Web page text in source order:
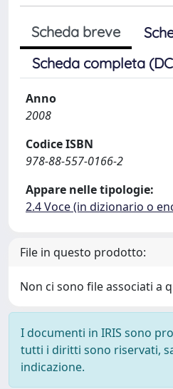
Scheda breve
Scheda completa
Anno
2008
Codice ISBN
978-88-557-0166-2
Appare nelle tipologie:
2.4 Voce (in dizionario o
File in questo prodotto:
Non ci sono file associati a
I documenti in IRIS sono
tutti i diritti sono riservati,
indicazione.